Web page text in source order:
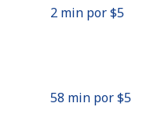
2 min por ⁦$5⁩
58 min por ⁦$5⁩